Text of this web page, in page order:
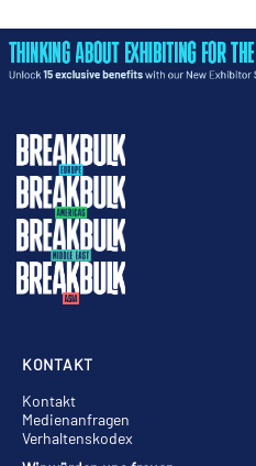
KONTAKT
Kontakt
Medienanfragen
Verhaltenskodex